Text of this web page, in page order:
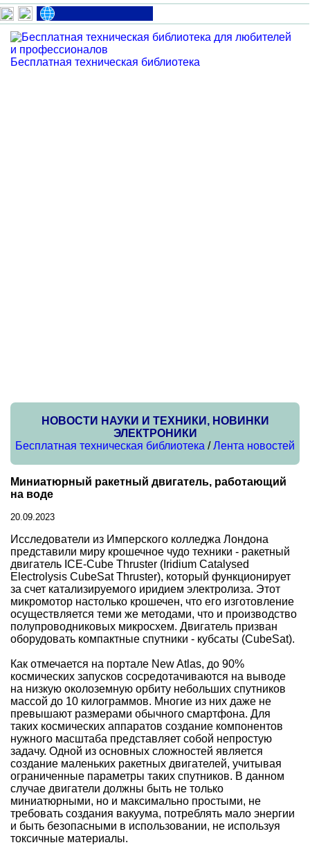
Бесплатная техническая библиотека
НОВОСТИ НАУКИ И ТЕХНИКИ, НОВИНКИ
ЭЛЕКТРОНИКИ
Бесплатная техническая библиотека /Лента новостей
Миниатюрный ракетный двигатель, работающий
на воде
20.09.2023
Исследователи из Имперского колледжа Лондона
представили миру крошечное чудо техники - ракетный
двигатель ICE-Cube Thruster (Iridium Catalysed
Electrolysis CubeSat Thruster), который функционирует
за счет катализируемого иридием электролиза. Этот
микромотор настолько крошечен, что его изготовление
осуществляется теми же методами, что и производство
полупроводниковых микросхем. Двигатель призван
оборудовать компактные спутники - кубсаты (CubeSat).
Как отмечается на портале New Atlas, до 90%
космических запусков сосредотачиваются на выводе
на низкую околоземную орбиту небольших спутников
массой до 10 килограммов. Многие из них даже не
превышают размерами обычного смартфона. Для
таких космических аппаратов создание компонентов
нужного масштаба представляет собой непростую
задачу. Одной из основных сложностей является
создание маленьких ракетных двигателей, учитывая
ограниченные параметры таких спутников. В данном
случае двигатели должны быть не только
миниатюрными, но и максимально простыми, не
требовать создания вакуума, потреблять мало энергии
и быть безопасными в использовании, не используя
токсичные материалы.